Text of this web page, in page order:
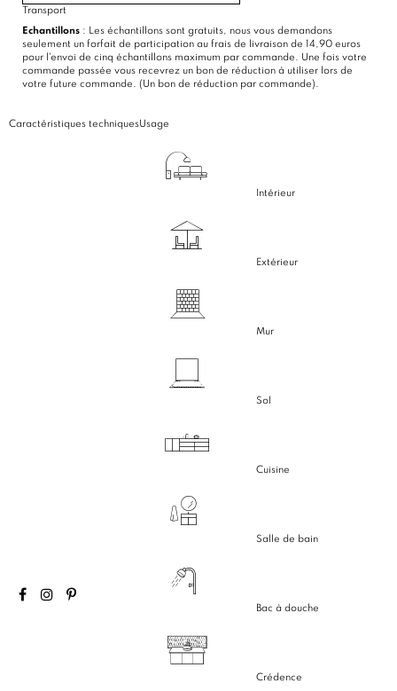
Transport
Echantillons : Les échantillons sont gratuits, nous vous demandons
seulement un forfait de participation au frais de livraison de 14,90 euros
pour l'envoi de cinq échantillons maximum par commande. Une fois votre
commande passée vous recevrez un bon de réduction à utiliser lors de
votre future commande. (Un bon de réduction par commande).
Caractéristiques techniquesUsage
Intérieur
Extérieur
Mur
Sol
Cuisine
Salle de bain
Bac à douche
Crédence